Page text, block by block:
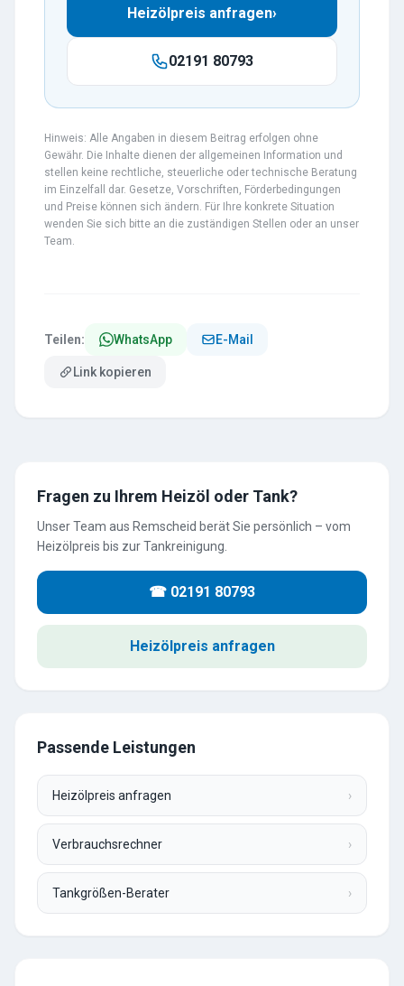
Heizölpreis anfragen›
02191 80793
Hinweis: Alle Angaben in diesem Beitrag erfolgen ohne
Gewähr. Die Inhalte dienen der allgemeinen Information und
stellen keine rechtliche, steuerliche oder technische Beratung
im Einzelfall dar. Gesetze, Vorschriften, Förderbedingungen
und Preise können sich ändern. Für Ihre konkrete Situation
wenden Sie sich bitte an die zuständigen Stellen oder an unser
Team.
Teilen: WhatsApp E-Mail
Link kopieren
Fragen zu Ihrem Heizöl oder Tank?
Unser Team aus Remscheid berät Sie persönlich – vom
Heizölpreis bis zur Tankreinigung.
☎ 02191 80793
Heizölpreis anfragen
Passende Leistungen
Heizölpreis anfragen ›
Verbrauchsrechner ›
Tankgrößen-Berater ›